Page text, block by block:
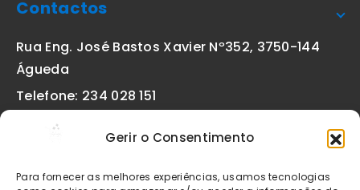
Gerir o Consentimento
Para fornecer as melhores experiências, usamos tecnologias
Contactos
Rua Eng. José Bastos Xavier Nº352, 3750-144
Águeda
Telefone: 234 028 151
geral@etiquetas-online.pt